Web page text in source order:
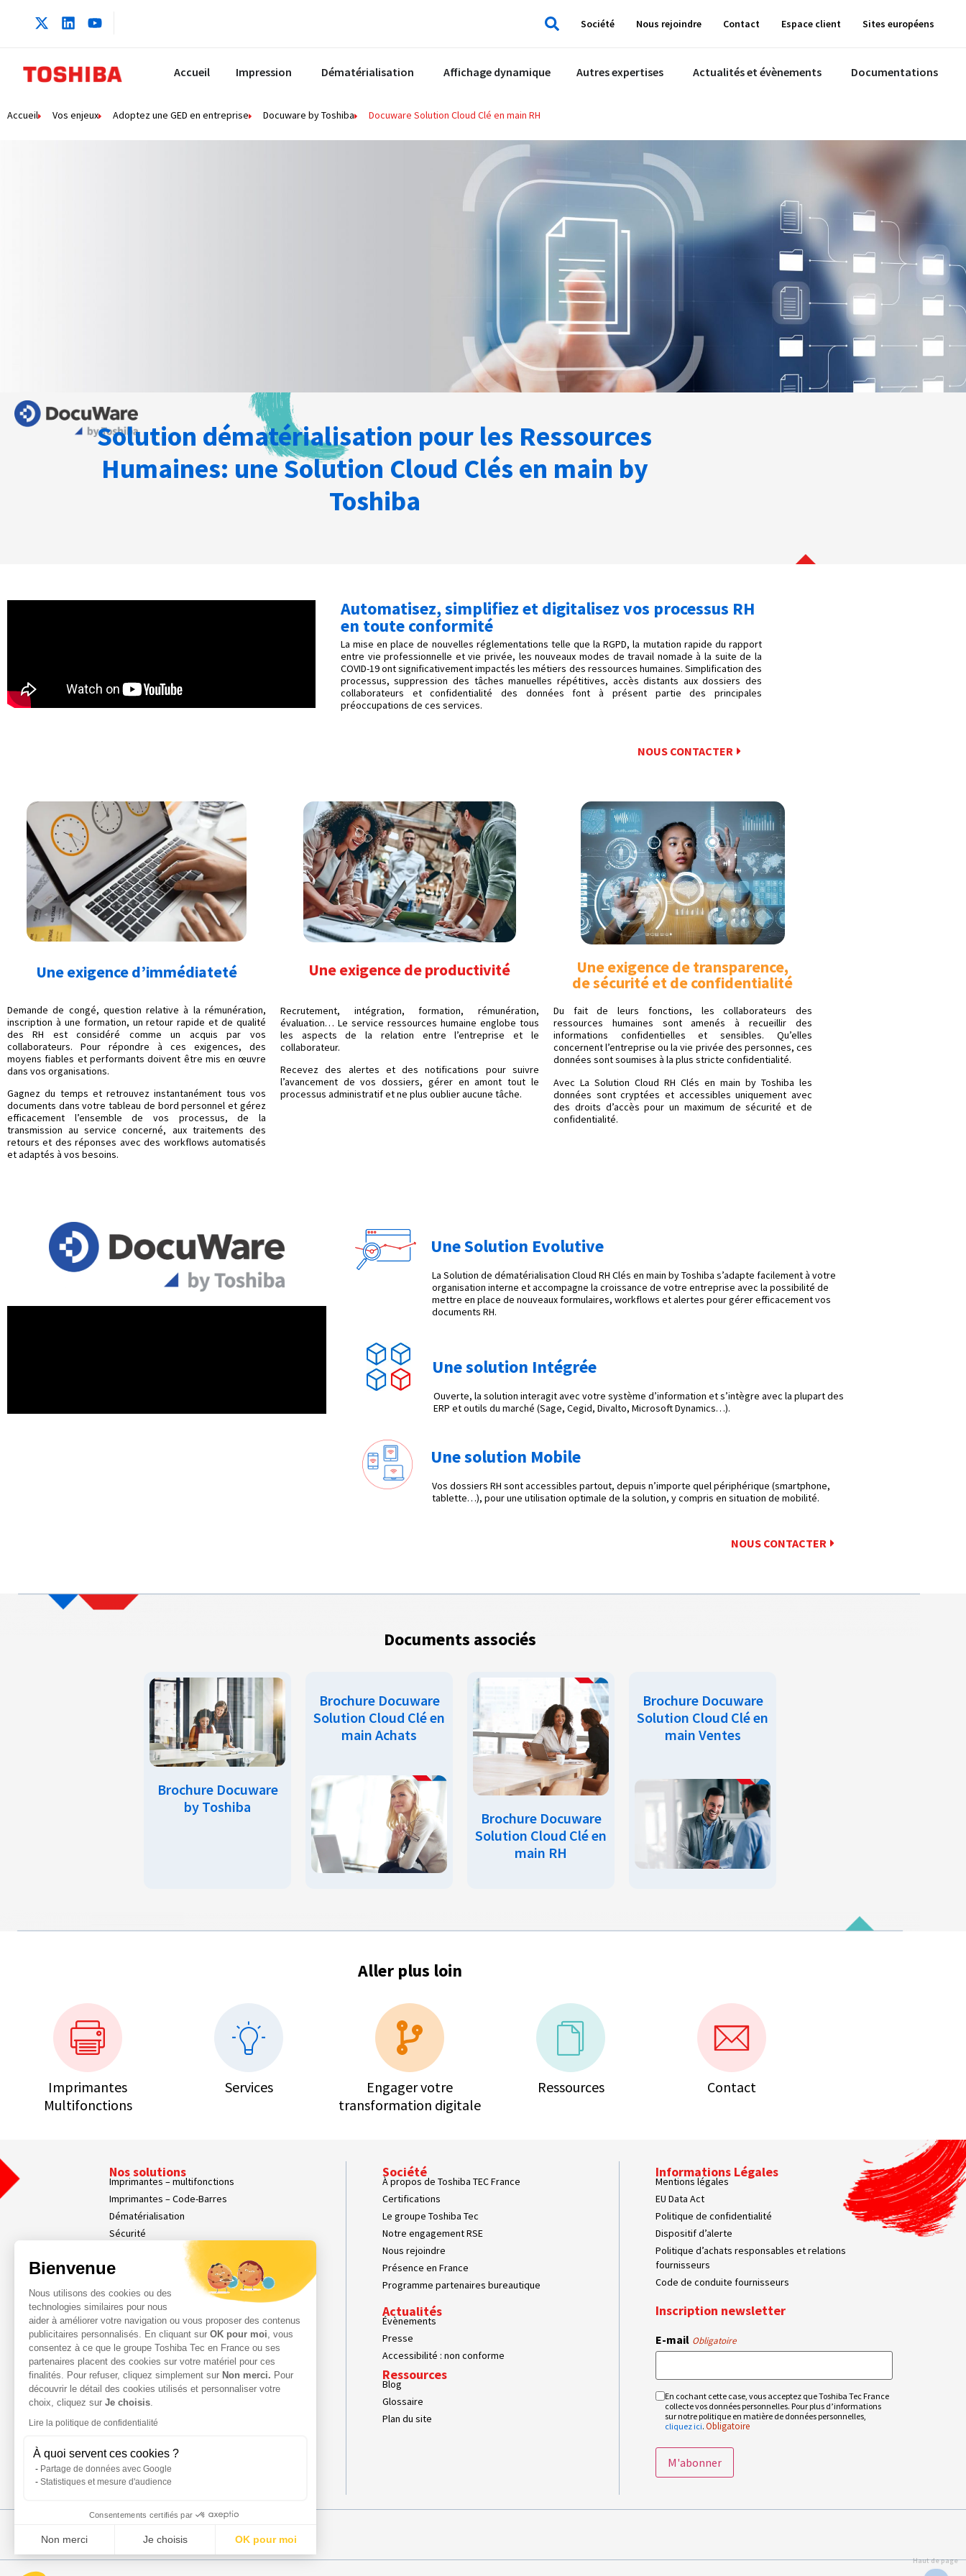
principal
Société Nous rejoindre Contact Espace client Sites européens
Accueil Impression Dématérialisation Affichage dynamique Autres expertises Actualités et évènements Documentations
Accueil Vos enjeux Adoptez une GED en entreprise Docuware by Toshiba Docuware Solution Cloud Clé en main RH
Solution dématérialisation pour les Ressources
Humaines: une Solution Cloud Clés en main by
Toshiba
Automatisez, simplifiez et digitalisez vos processus RH
en toute conformité
La mise en place de nouvelles réglementations telle que la RGPD, la mutation rapide du rapport
entre vie professionnelle et vie privée, les nouveaux modes de travail nomade à la suite de la
COVID-19 ont significativement impactés les métiers des ressources humaines. Simplification des
processus, suppression des tâches manuelles répétitives, accès distants aux dossiers des
collaborateurs et confidentialité des données font à présent partie des principales
préoccupations de ces services.
NOUS CONTACTER
Une exigence d’immédiateté
Demande de congé, question relative à la rémunération,
inscription à une formation, un retour rapide et de qualité
des RH est considéré comme un acquis par vos
collaborateurs. Pour répondre à ces exigences, des
moyens fiables et performants doivent être mis en œuvre
dans vos organisations.
Gagnez du temps et retrouvez instantanément tous vos
documents dans votre tableau de bord personnel et gérez
efficacement l’ensemble de vos processus, de la
transmission au service concerné, aux traitements des
retours et des réponses avec des workflows automatisés
et adaptés à vos besoins.
Une exigence de productivité
Recrutement, intégration, formation, rémunération,
évaluation… Le service ressources humaine englobe tous
les aspects de la relation entre l’entreprise et le
collaborateur.
Recevez des alertes et des notifications pour suivre
l’avancement de vos dossiers, gérer en amont tout le
processus administratif et ne plus oublier aucune tâche.
Une exigence de transparence,
de sécurité et de confidentialité
Du fait de leurs fonctions, les collaborateurs des
ressources humaines sont amenés à recueillir des
informations confidentielles et sensibles. Qu’elles
concernent l’entreprise ou la vie privée des personnes, ces
données sont soumises à la plus stricte confidentialité.
Avec La Solution Cloud RH Clés en main by Toshiba les
données sont cryptées et accessibles uniquement avec
des droits d’accès pour un maximum de sécurité et de
confidentialité.
Une Solution Evolutive
La Solution de dématérialisation Cloud RH Clés en main by Toshiba s’adapte facilement à votre
organisation interne et accompagne la croissance de votre entreprise avec la possibilité de
mettre en place de nouveaux formulaires, workflows et alertes pour gérer efficacement vos
documents RH.
Une solution Intégrée
Ouverte, la solution interagit avec votre système d’information et s’intègre avec la plupart des
ERP et outils du marché (Sage, Cegid, Divalto, Microsoft Dynamics…).
Une solution Mobile
Vos dossiers RH sont accessibles partout, depuis n’importe quel périphérique (smartphone,
tablette…), pour une utilisation optimale de la solution, y compris en situation de mobilité.
NOUS CONTACTER
Documents associés
Brochure Docuware
by Toshiba
Brochure Docuware
Solution Cloud Clé en
main Achats
Brochure Docuware
Solution Cloud Clé en
main RH
Brochure Docuware
Solution Cloud Clé en
main Ventes
Aller plus loin
Imprimantes
Multifonctions
Services
Engager votre
transformation digitale
Ressources Contact
Nos solutions
Imprimantes – multifonctions
Imprimantes – Code-Barres
Dématérialisation
Sécurité
Affichage dynamique
Nos Services
Services Parc d’Impression
Services Professionnels
Demande d'assistance
Contact
Espace Client
Société
À propos de Toshiba TEC France
Certifications
Le groupe Toshiba Tec
Notre engagement RSE
Nous rejoindre
Présence en France
Programme partenaires bureautique
Actualités
Évènements
Presse
Accessibilité : non conforme
Ressources
Blog
Glossaire
Plan du site
Informations Légales
Mentions légales
EU Data Act
Politique de confidentialité
Dispositif d’alerte
Politique d’achats responsables et relations
fournisseurs
Code de conduite fournisseurs
Inscription newsletter
E-mail Obligatoire
RGPD
Obligatoire
En cochant cette case, vous acceptez que Toshiba Tec France
collecte vos données personnelles. Pour plus d’informations
sur notre politique en matière de données personnelles,
cliquez ici. Obligatoire
Bienvenue
Nous utilisons des cookies ou des
technologies similaires pour nous
aider à améliorer votre navigation ou vous proposer des contenus
publicitaires personnalisés. En cliquant sur OK pour moi , vous
consentez à ce que le groupe Toshiba Tec en France ou ses
partenaires placent des cookies sur votre matériel pour ces
finalités. Pour refuser, cliquez simplement sur Non merci. Pour
découvrir le détail des cookies utilisés et personnaliser votre
choix, cliquez sur Je choisis
Lire la politique de confidentialité
À quoi servent ces cookies ?
Partage de données avec Google
Statistiques et mesure d'audience
Consentements certifiés par
Non merci Je choisis OK pour moi
Axeptio consent
Plateforme de Gestion du Consentement : Personnalisez vos Options